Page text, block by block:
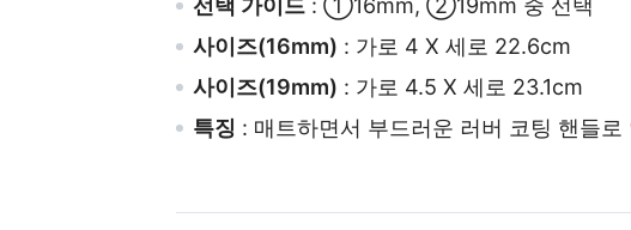
선택 가이드 : ①16mm, ②19mm 중 선택
사이즈(16mm) : 가로 4 X 세로 22.6cm
사이즈(19mm) : 가로 4.5 X 세로 23.1cm
특징 : 매트하면서 부드러운 러버 코팅 핸들